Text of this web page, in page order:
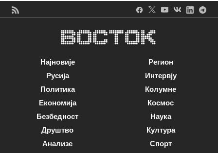
Најновије
Русија
Политика
Економија
Безбедност
Друштво
Анализе
Регион
Интервју
Колумне
Космос
Наука
Култура
Спорт